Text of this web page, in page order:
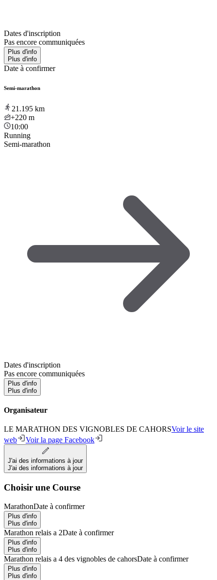
Dates d'inscription
Pas encore communiquées
Plus d'info
Plus d'info
Date à confirmer
Semi-marathon
21.195 km
+220 m
10:00
Running
Semi-marathon
Dates d'inscription
Pas encore communiquées
Plus d'info
Plus d'info
Organisateur
LE MARATHON DES VIGNOBLES DE CAHORSVoir le site
web
Voir la page Facebook
J'ai des informations à jour
J'ai des informations à jour
Choisir une Course
MarathonDate à confirmer
Plus d'info
Plus d'info
Marathon relais a 2Date à confirmer
Plus d'info
Plus d'info
Marathon relais a 4 des vignobles de cahorsDate à confirmer
Plus d'info
Plus d'info